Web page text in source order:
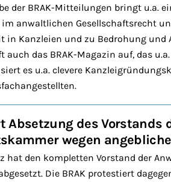
der BRAK-Mitteilungen bringt u.a.
anwaltlichen Gesellschaftsrecht
in Kanzleien und zu Bedrohung und
auch das BRAK-Magazin auf, das
es u.a. clevere
Absetzung des Vorstands
wegen
hat den kompletten Vorstand der
Die BRAK protestiert